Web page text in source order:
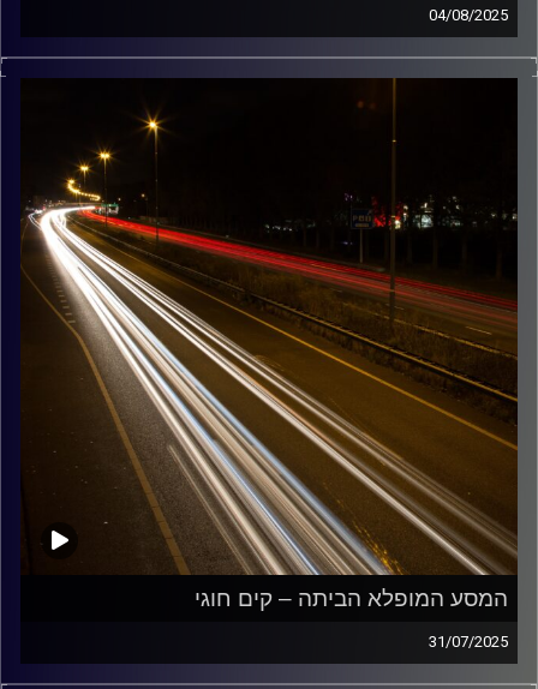
04/08/2025
מוזיקה שתלווה אותנו אחרי יום עבודה ארוך ותחזיר אותנו
הביתה בשלום עם איתמר לוי
קרדיט תמונות:
המסע המופלא הביתה – קים חוגי
31/07/2025
מוזיקה שתלווה אותנו אחרי יום עבודה ארוך ותחזיר אותנו